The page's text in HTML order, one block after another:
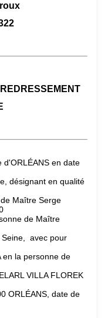
d'ORLÉANS en date
désignant en qualité
Maître Serge
de Maître
Seine, avec pour
en la personne de
VILLA FLOREK
ORLÉANS, date de